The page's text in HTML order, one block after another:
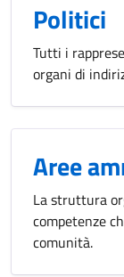
Politici
Tutti i
organi di
Aree
La struttura
competenze
comunità.